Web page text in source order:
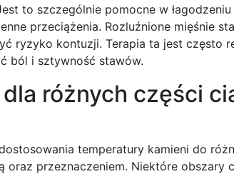
to szczególnie pomocne w
przeciążenia. Rozluźnione mięśnie
ryzyko kontuzji. Terapia ta jest często
ból i sztywność stawów.
różnych części
temperatury kamieni do
przeznaczeniem. Niektóre obszary